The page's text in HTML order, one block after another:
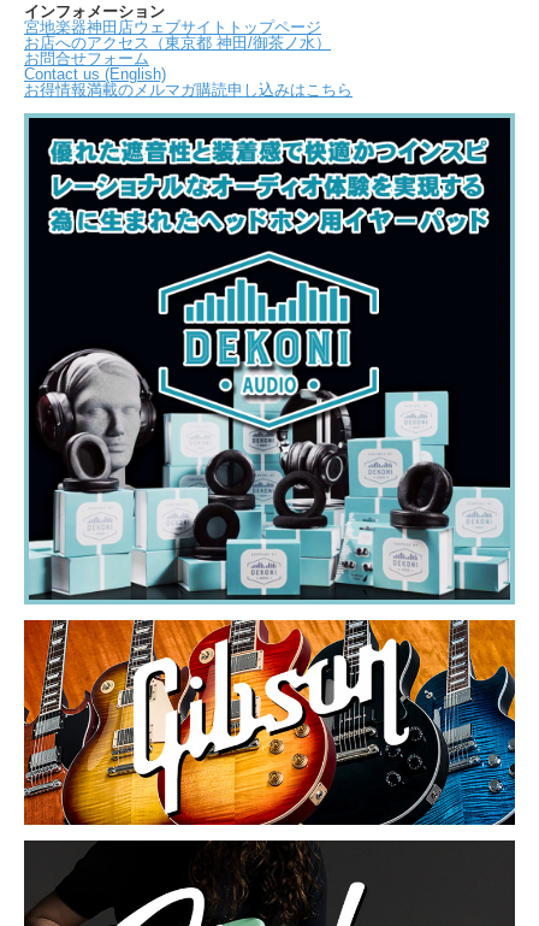
インフォメーション
宮地楽器神田店ウェブサイトトップページ
お店へのアクセス（東京都 神田/御茶ノ水）
お問合せフォーム
Contact us (English)
お得情報満載のメルマガ購読申し込みはこちら